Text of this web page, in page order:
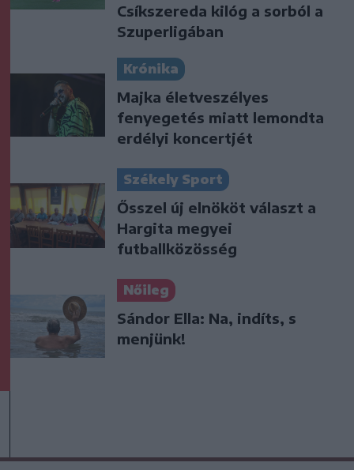
Csíkszereda kilóg a sorból a
Szuperligában
Krónika
Majka életveszélyes
fenyegetés miatt lemondta
erdélyi koncertjét
Székely Sport
Ősszel új elnököt választ a
Hargita megyei
futballközösség
Nőileg
Sándor Ella: Na, indíts, s
menjünk!